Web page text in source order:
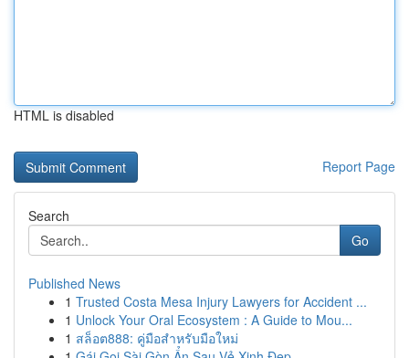
HTML is disabled
Report Page
Search
Go
Published News
1 Trusted Costa Mesa Injury Lawyers for Accident ...
1 Unlock Your Oral Ecosystem : A Guide to Mou...
1 สล็อต888: คู่มือสำหรับมือใหม่